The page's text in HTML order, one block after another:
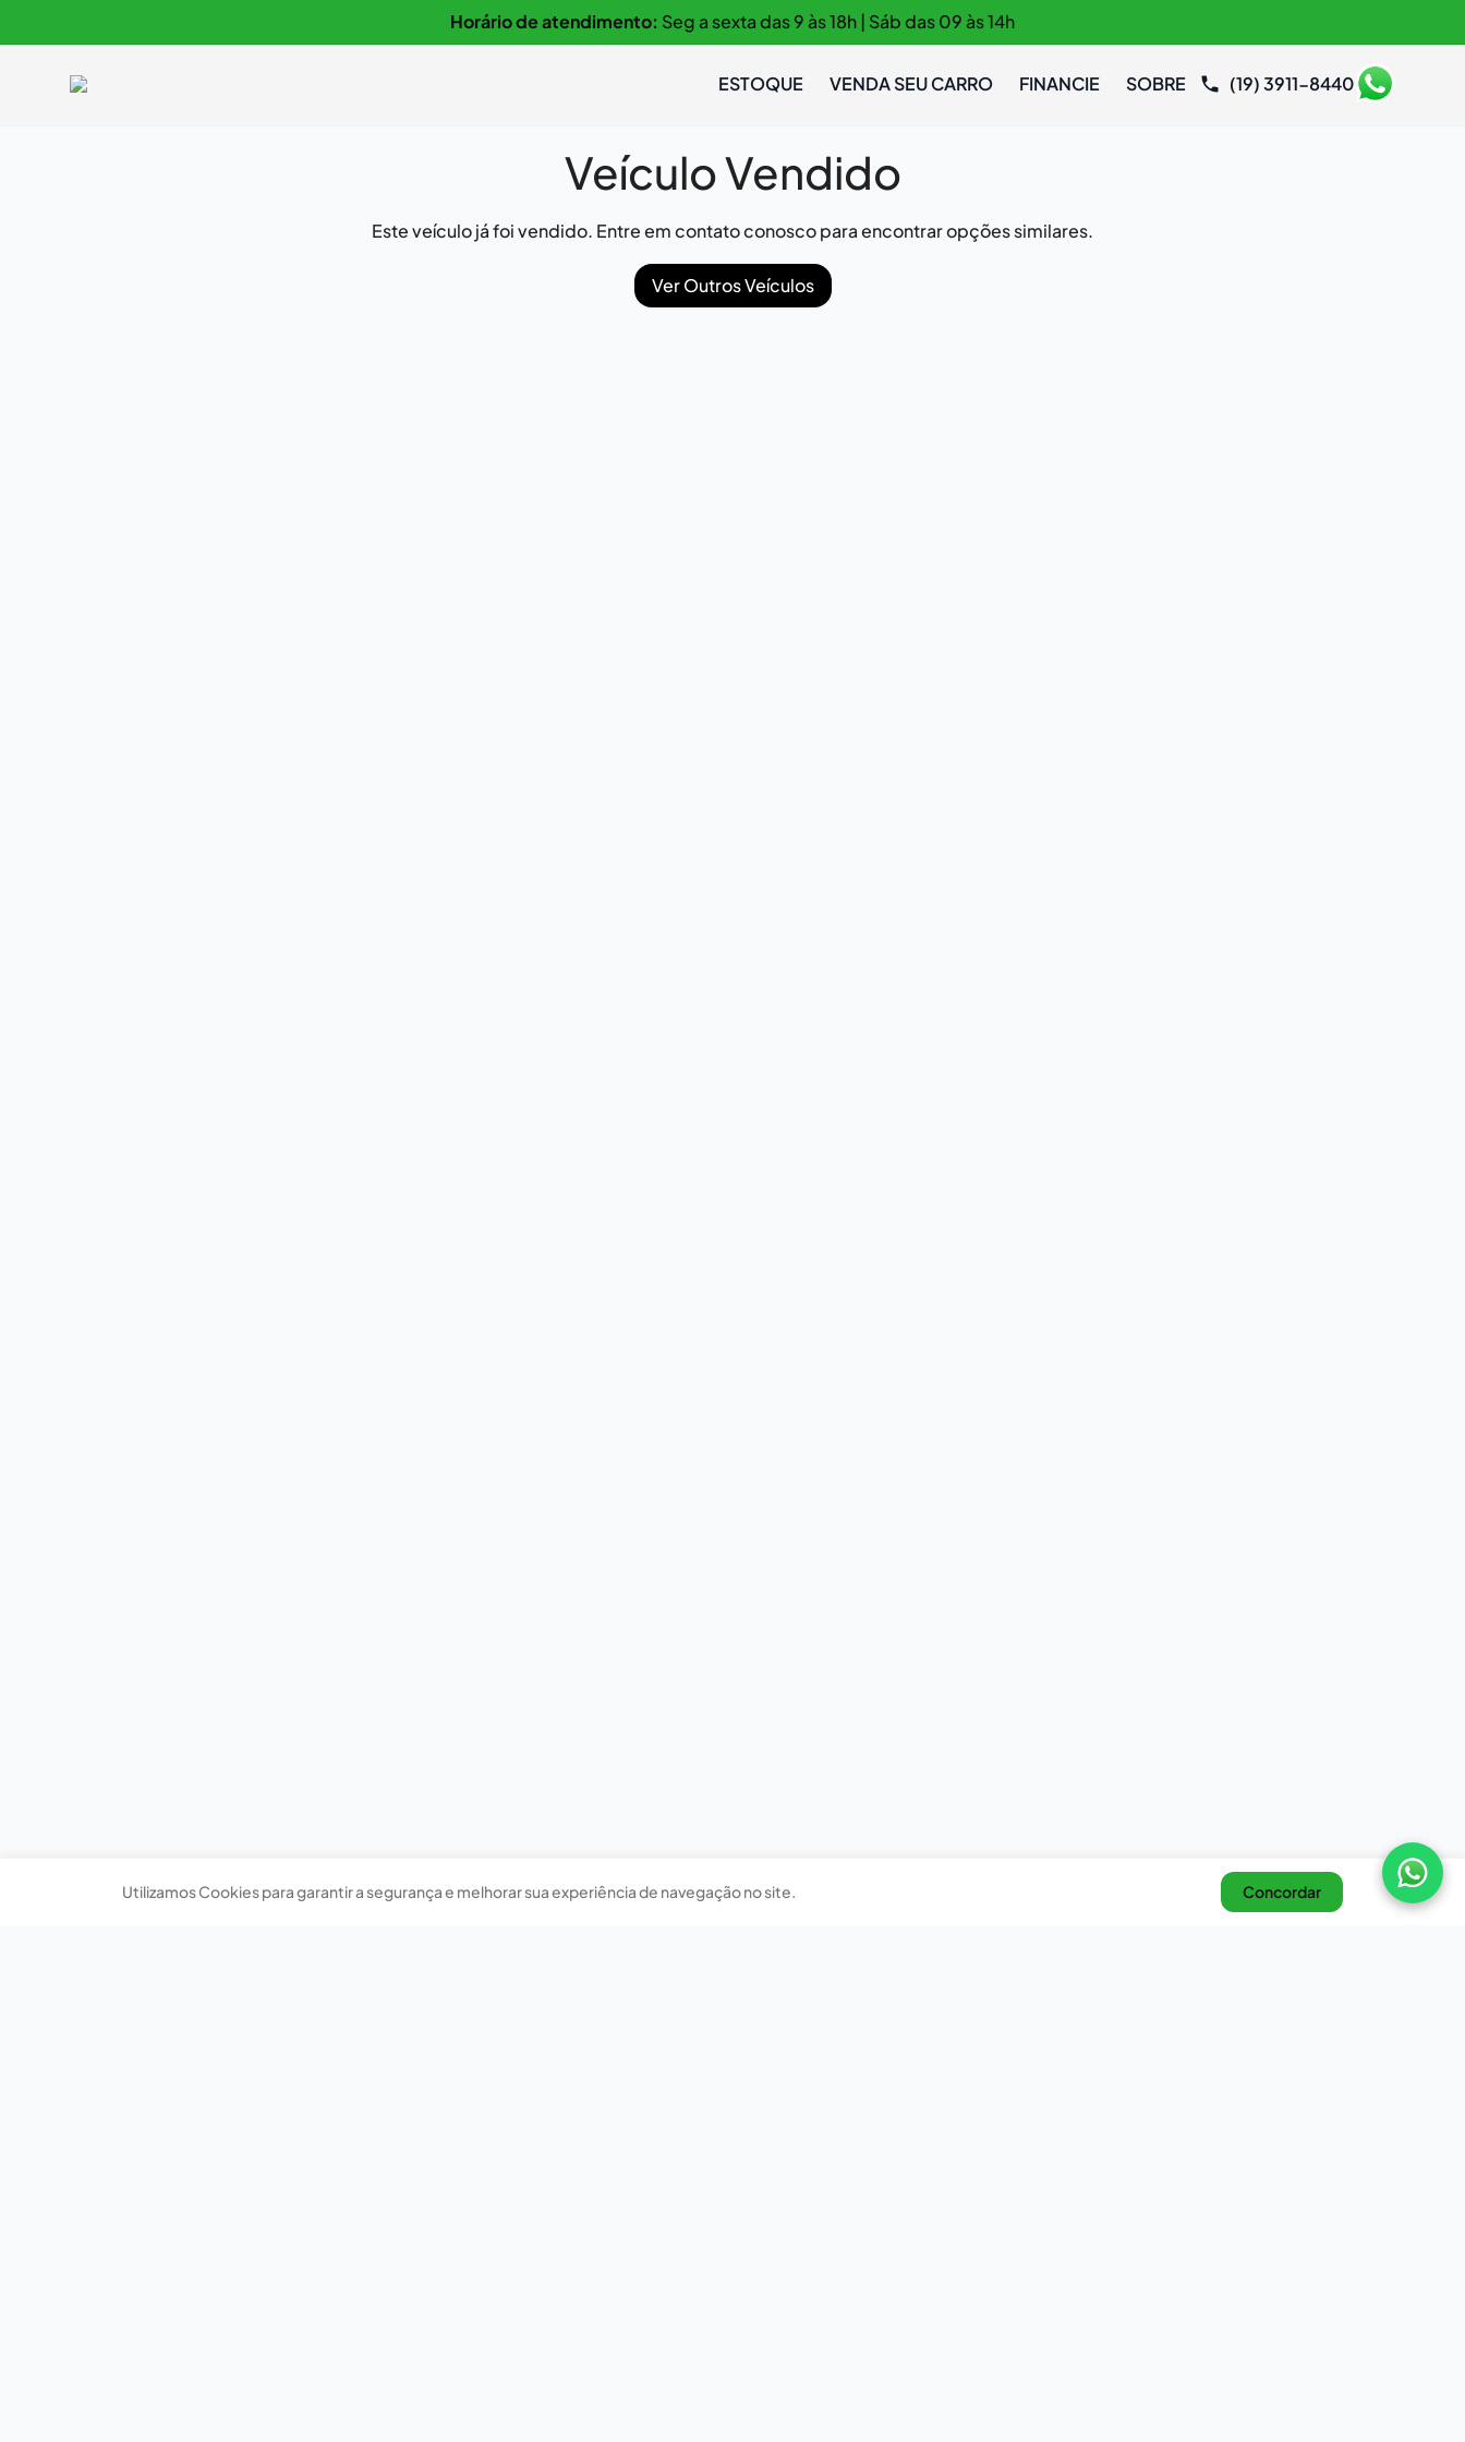
Horário de atendimento: Seg a sexta das 9 às 18h | Sáb das 09 às 14h
ESTOQUE VENDA SEU CARRO FINANCIE SOBRE (19) 3911-8440
Veículo Vendido
Este veículo já foi vendido. Entre em contato conosco para encontrar opções similares.
Ver Outros Veículos
Utilizamos Cookies para garantir a segurança e melhorar sua experiência de navegação no site. Concordar